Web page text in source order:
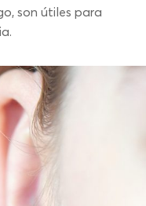
son útiles para